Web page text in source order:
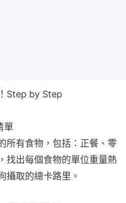
Step by Step
單
所有食物，包括：正餐、零
找出每個食物的單位重量熱
攝取的總卡路里。